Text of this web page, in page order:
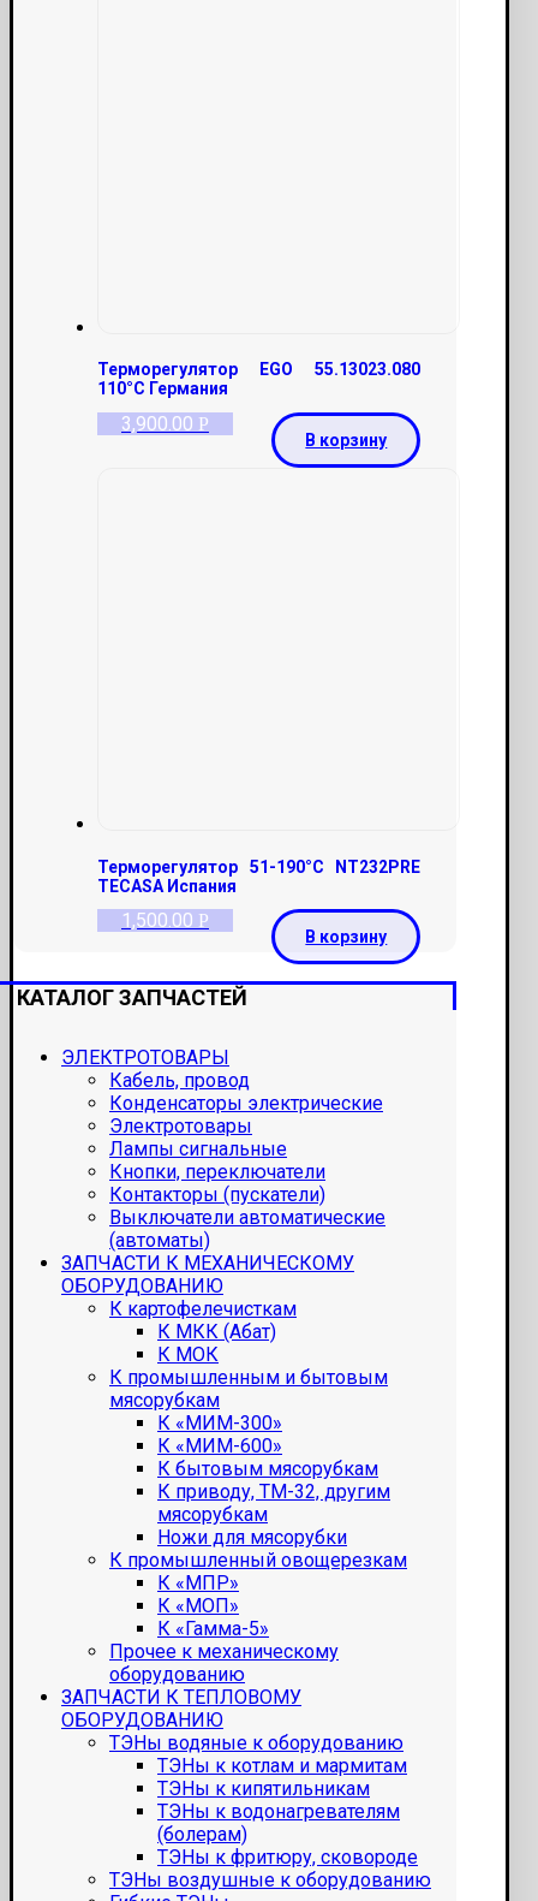
Терморегулятор EGO 55.13023.080
110°С Германия
3,900.00 Р
В корзину
Терморегулятор 51-190°С NT232PRE
TECASA Испания
1,500.00 Р
В корзину
КАТАЛОГ ЗАПЧАСТЕЙ
ЭЛЕКТРОТОВАРЫ
Кабель, провод
Конденсаторы электрические
Электротовары
Лампы сигнальные
Кнопки, переключатели
Контакторы (пускатели)
Выключатели автоматические
(автоматы)
ЗАПЧАСТИ К МЕХАНИЧЕСКОМУ
ОБОРУДОВАНИЮ
К картофелечисткам
К МКК (Абат)
К МОК
К промышленным и бытовым
мясорубкам
К «МИМ-300»
К «МИМ-600»
К бытовым мясорубкам
К приводу, ТМ-32, другим
мясорубкам
Ножи для мясорубки
К промышленный овощерезкам
К «МПР»
К «МОП»
К «Гамма-5»
Прочее к механическому
оборудованию
ЗАПЧАСТИ К ТЕПЛОВОМУ
ОБОРУДОВАНИЮ
ТЭНы водяные к оборудованию
ТЭНы к котлам и мармитам
ТЭНы к кипятильникам
ТЭНы к водонагревателям
(болерам)
ТЭНы к фритюру, сковороде
ТЭНы воздушные к оборудованию